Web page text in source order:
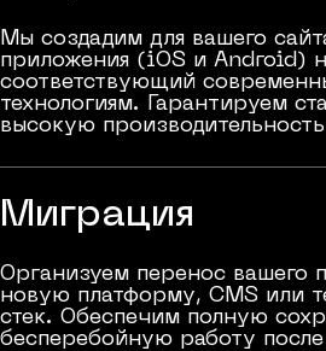
Мы создадим для вашего
приложения (iOS и Android)
соответствующий
технологиям. Гарантируем
высокую
Миграция
Организуем перенос вашего
новую платформу, CMS или
стек. Обеспечим полную
бесперебойную работу